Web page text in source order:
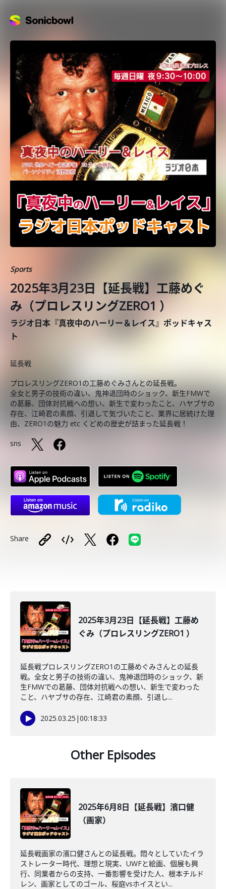
Sports
2025年3月23日【延長戦】工藤めぐ
み（プロレスリングZERO1 ）
ラジオ日本『真夜中のハーリー＆レイス』ポッドキャス
ト
延長戦
プロレスリングZERO1の工藤めぐみさんとの延長戦。
全女と男子の技術の違い、鬼神退団時のショック、新生FMWで
の葛藤、団体対抗戦への想い、新生で変わったこと、ハヤブサの
存在、江崎君の素顔、引退して気づいたこと、業界に居続けた理
由、ZERO1の魅力 etc くどめの歴史が詰まった延長戦！
sns
Share
2025年3月23日【延長戦】工藤め
ぐみ（プロレスリングZERO1 ）
延長戦プロレスリングZERO1の工藤めぐみさんとの延長
戦。全女と男子の技術の違い、鬼神退団時のショック、新
生FMWでの葛藤、団体対抗戦への想い、新生で変わった
こと、ハヤブサの存在、江崎君の素顔、引退し...
2025.03.25 |00:18:33
Other Episodes
2025年6月8日【延長戦】濱口健
（画家）
延長戦画家の濱口健さんとの延長戦。悶々としていたイラ
ストレーター時代、理想と現実、UWFと絵画、個展も興
行、同業者からの支持、一番影響を受けた人、根本チルド
レン、画家としてのゴール、桜庭vsホイスとい...